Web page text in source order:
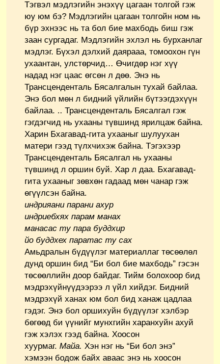
Тэгвэл мэдлэгийн энэхүү цагаан толгой гэж
юу юм бэ? Мэдлэгийн цагаан толгойн ном нь
бүр эхнээс нь та бол бие махбодь биш гэж
заан сургадаг. Мэдлэгийн эхлэл нь бурханлаг
мэдлэг. Бүхэл дэлхий даярааа, томоохон гүн
ухаантан, улстөрчид… Өчигдөр нэг хүү
надад нэг цаас өгсөн л дөө. Энэ нь
Трансценденталь Бясалгалын тухай байлаа.
Энэ бол мөн л бидний үйлийн бүтээгдэхүүн
байлаа. .. Трансценденталь Бясалгал гэж
гэгдэгчид нь ухааны түвшинд ярилцаж байна.
Харин Бхагавад-гита ухааныг шулуухан
матери гээд түлхчихэж байна. Тэгэхээр
Трансценденталь Бясалгал нь ухааны
түвшинд л оршин буй. Хар л даа. Бхагавад-
гита ухааныг зөвхөн гадаад мөн чанар гэж
өгүүлсэн байна.
индрияани парани ахур
индриебхях парам манах
манасас ту пара буддхир
йо буддхех паратас ту сах
Амьдралын бүдүүлэг материаллаг төсөөлөл
дунд оршин бид “Би бол бие махбодь” гэсэн
төсөөллийн доор байдаг. Тийм болохоор бид
мэдрэхүйнүүдээрээ л үйл хийдэг. Бидний
мэдрэхүй ханах юм бол бид ханаж цадлаа
гэдэг. Энэ бол оршихуйн бүдүүлэг хэлбэр
бөгөөд би үүнийг мунхгийн харанхуйн ахуй
гэж хэлэх гээд байна. Хоосон
хуурмаг. Майа. Хэн нэг нь “Би бол энэ”
хэмээн бодож байх аваас энэ нь хоосон